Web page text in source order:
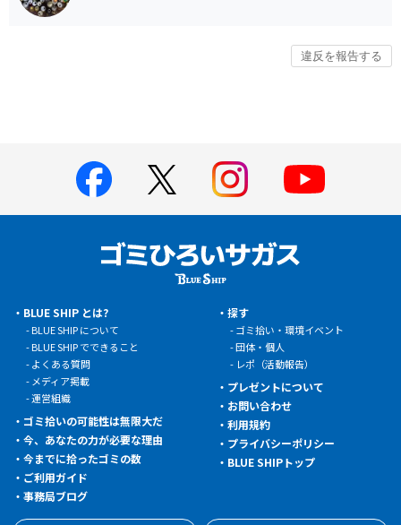
BLUE SHIP とは?
BLUE SHIP について
BLUE SHIP でできること
よくある質問
メディア掲載
運営組織
ゴミ拾いの可能性は無限大だ
今、あなたの力が必要な理由
今までに拾ったゴミの数
ご利用ガイド
事務局ブログ
探す
ゴミ拾い・環境イベント
団体・個人
レポ（活動報告）
プレゼントについて
お問い合わせ
利用規約
プライバシーポリシー
BLUE SHIPトップ